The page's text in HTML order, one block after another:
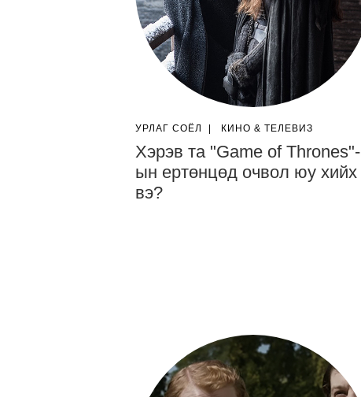
УРЛАГ СОЁЛ КИНО & ТЕЛЕВИЗ
Хэрэв та "Game of Thrones"-
ын ертөнцөд очвол юу хийх
вэ?